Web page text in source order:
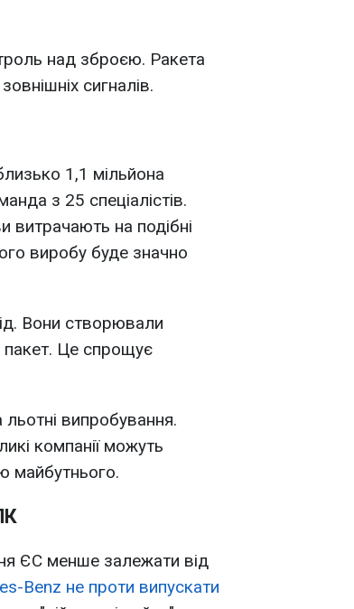
над зброєю. Ракета
сигналів.
1,1 мільйона
з 25 спеціалістів.
витрачають на подібні
виробу буде значно
Вони створювали
пакет. Це спрощує
випробування.
компанії можуть
майбутнього.
ЄС менше залежати від
Benz не проти випускати